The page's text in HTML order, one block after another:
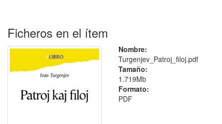
Ficheros en el ítem
Nombre:
Turgenjev_Patroj_filoj.pdf
Tamaño:
1.719Mb
Formato:
PDF